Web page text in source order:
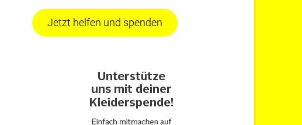
Jetzt helfen und spenden